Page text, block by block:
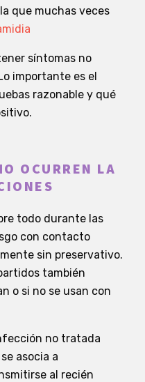
que muchas veces
síntomas no
importante es el
razonable y qué
OCURREN LA
todo durante las
con contacto
sin preservativo.
también
o si no se usan con
no tratada
asocia a
al recién